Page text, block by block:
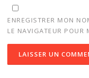
ENREGISTRER MON
LE NAVIGATEUR POUR